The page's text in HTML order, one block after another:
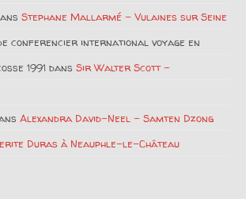
Stephane Mallarmé – Vulaines sur Seine
conferencier international voyage en
1991 dansSir Walter Scott –
Alexandra David-Neel – Samten Dzong
Duras à Neauphle-le-Château